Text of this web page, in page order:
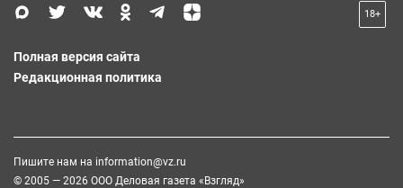
18+
Полная версия сайта
Редакционная политика
Пишите нам на information@vz.ru
© 2005 — 2026 ООО Деловая газета «Взгляд»